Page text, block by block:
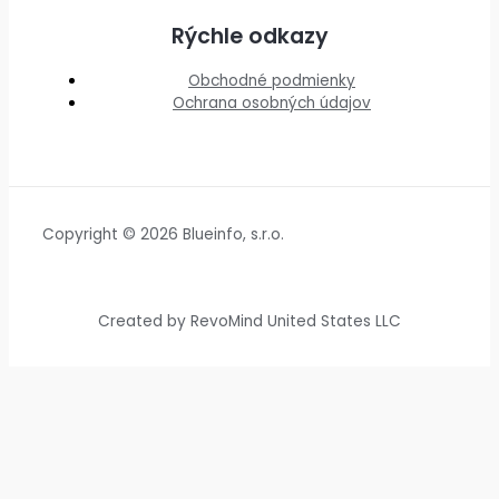
Rýchle odkazy
Obchodné podmienky
Ochrana osobných údajov
Copyright © 2026 Blueinfo, s.r.o.
Created by RevoMind United States LLC